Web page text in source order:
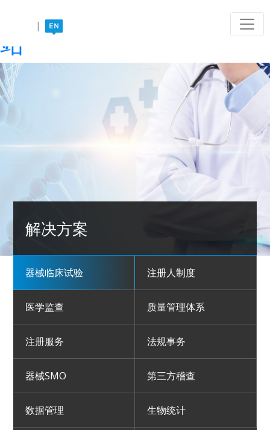
PG电子·(中国)唯一官方网
站
|
解决方案
器械临床试验 注册人制度
医学监查 质量管理体系
注册服务 法规事务
器械SMO 第三方稽查
数据管理 生物统计